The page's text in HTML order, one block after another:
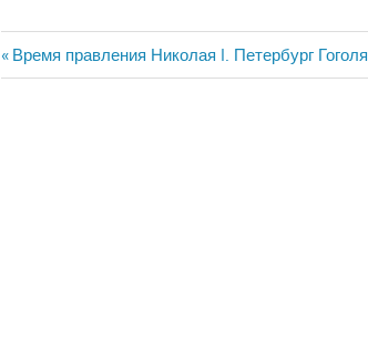
Навигация
Previous
Post:
Время правления Николая I. Петербург Гоголя